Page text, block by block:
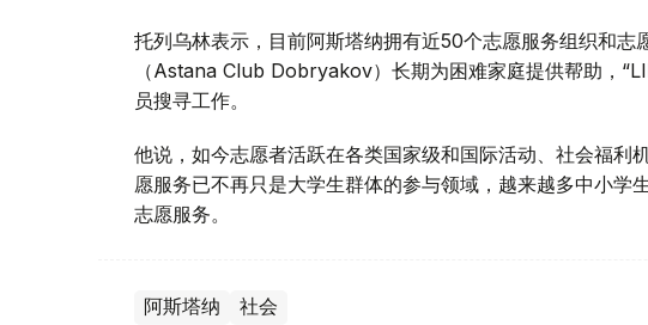
托列乌林表示，目前阿斯塔纳拥有近50个志愿服务组织和志
（Astana Club Dobryakov）长期为困难家庭提供帮助，
员搜寻工作。
他说，如今志愿者活跃在各类国家级和国际活动、社会福利
愿服务已不再只是大学生群体的参与领域，越来越多中小学
志愿服务。
阿斯塔纳 社会